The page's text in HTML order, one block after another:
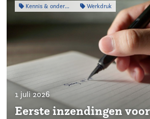
Kennis & onderzoek Werkdruk
1 juli 2026
Eerste inzendingen voor